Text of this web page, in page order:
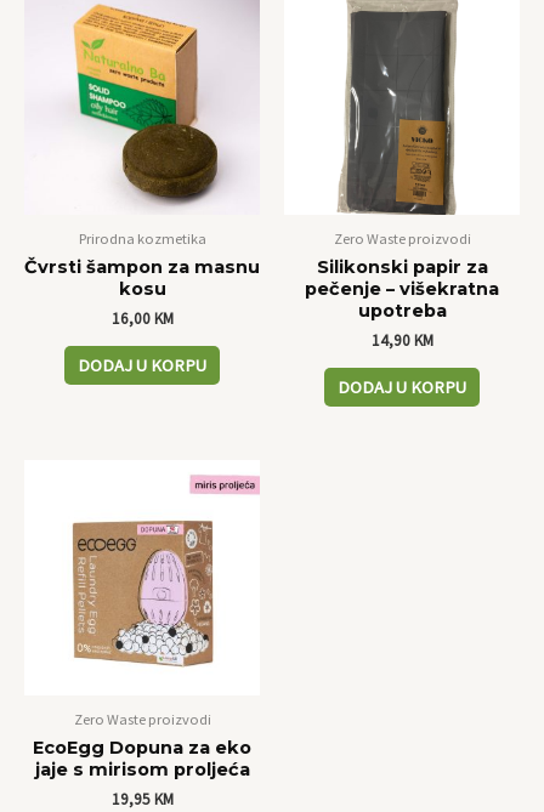
Prirodna kozmetika
Čvrsti šampon za masnu
kosu
16,00KM
DODAJ U KORPU
Zero Waste proizvodi
Silikonski papir za
pečenje – višekratna
upotreba
14,90KM
DODAJ U KORPU
Zero Waste proizvodi
EcoEgg Dopuna za eko
jaje s mirisom proljeća
19,95KM